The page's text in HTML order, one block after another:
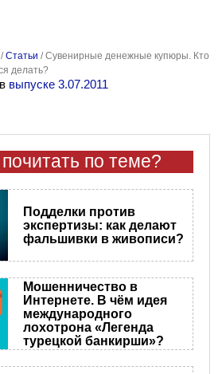
/Статьи /Сувенирные денежные купюры. Кто
делать?
выпуске 3.07.2011
по теме?
Подделки против
экспертизы: как делают
фальшивки в живописи?
Мошенничество в
Интернете. В чём идея
международного
лохотрона «Легенда
турецкой банкирши»?